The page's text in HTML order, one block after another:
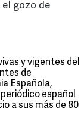
el gozo de
y vigentes del
de
Española,
español
a sus más de 80